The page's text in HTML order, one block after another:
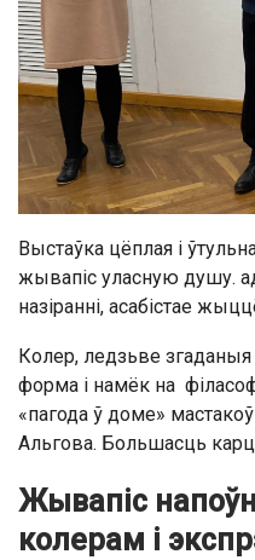
Выстаўка цёплая і
жывапіс уласную душу.
назіранні, асабістае
Колер, ледзьве
форма і намёк на
«пагода ў доме» мастакоў
Альгова. Большасць
Жывапіс
колерам і